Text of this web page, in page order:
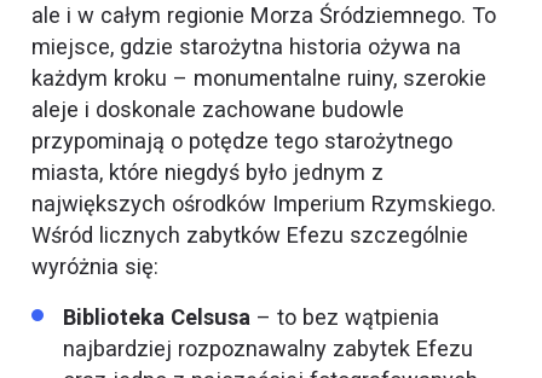
ale i w całym regionie Morza Śródziemnego. To
miejsce, gdzie starożytna historia ożywa na
każdym kroku – monumentalne ruiny, szerokie
aleje i doskonale zachowane budowle
przypominają o potędze tego starożytnego
miasta, które niegdyś było jednym z
największych ośrodków Imperium Rzymskiego.
Wśród licznych zabytków Efezu szczególnie
wyróżnia się:
Biblioteka Celsusa – to bez wątpienia
najbardziej rozpoznawalny zabytek Efezu